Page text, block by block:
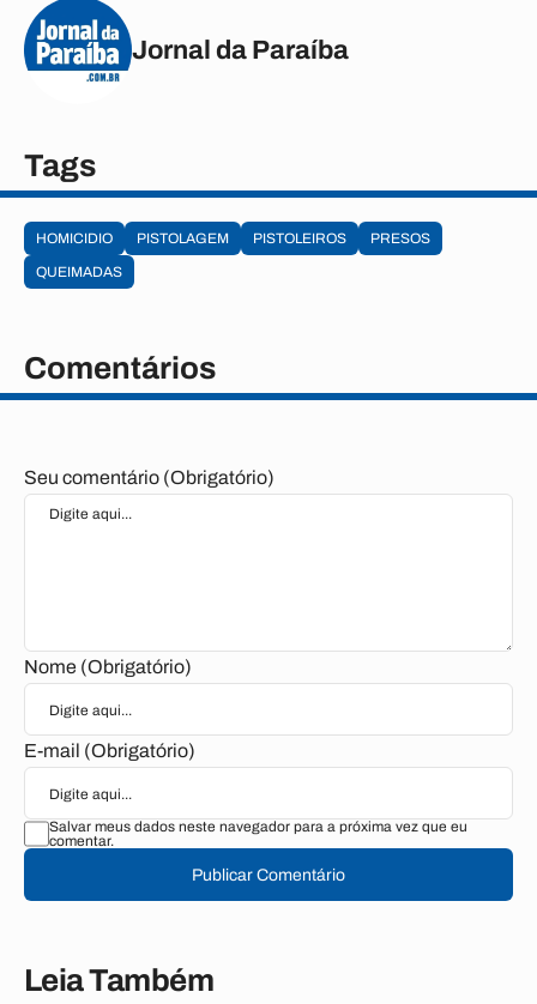
Jornal da Paraíba
Tags
HOMICIDIO PISTOLAGEM PISTOLEIROS
PRESOS
QUEIMADAS
Comentários
Seu comentário (Obrigatório)
Nome (Obrigatório)
E-mail (Obrigatório)
Salvar meus dados neste navegador para a próxima vez que eu
comentar.
Publicar Comentário
Leia Também